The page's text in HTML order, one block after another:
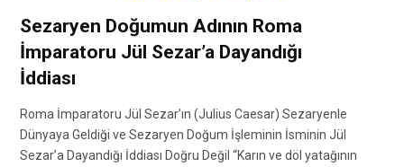
Sezaryen Doğumun Adının Roma
İmparatoru Jül Sezar’a Dayandığı
İddiası
Roma İmparatoru Jül Sezar’ın (Julius Caesar) Sezaryenle
Dünyaya Geldiği ve Sezaryen Doğum İşleminin İsminin Jül
Sezar’a Dayandığı İddiası Doğru Değil “Karın ve döl yatağının